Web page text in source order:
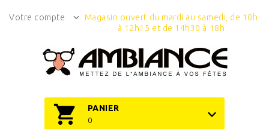
Votre compte
Magasin ouvert du mardi au samedi, de 10h
à 12h15 et de 14h30 à 18h
PANIER
0